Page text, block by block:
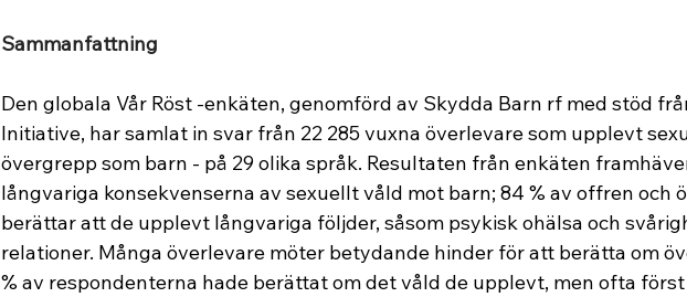
Sammanfattning
Den globala Vår Röst -enkäten, genomförd av Skydda Barn rf med stöd
Initiative, har samlat in svar från 22 285 vuxna överlevare som upplevt
övergrepp som barn - på 29 olika språk. Resultaten från enkäten
långvariga konsekvenserna av sexuellt våld mot barn; 84 % av offren och
berättar att de upplevt långvariga följder, såsom psykisk ohälsa och
relationer. Många överlevare möter betydande hinder för att berätta om
% av respondenterna hade berättat om det våld de upplevt, men ofta